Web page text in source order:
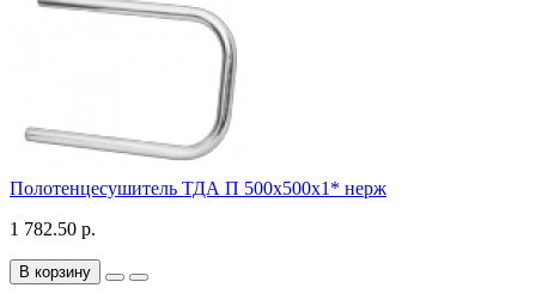
Полотенцесушитель ТДА П 500х500х1* нерж
1 782.50 р.
В корзину